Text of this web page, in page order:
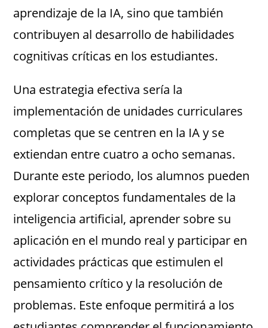
aprendizaje de la IA, sino que también
contribuyen al desarrollo de habilidades
cognitivas críticas en los estudiantes.
Una estrategia efectiva sería la
implementación de unidades curriculares
completas que se centren en la IA y se
extiendan entre cuatro a ocho semanas.
Durante este periodo, los alumnos pueden
explorar conceptos fundamentales de la
inteligencia artificial, aprender sobre su
aplicación en el mundo real y participar en
actividades prácticas que estimulen el
pensamiento crítico y la resolución de
problemas. Este enfoque permitirá a los